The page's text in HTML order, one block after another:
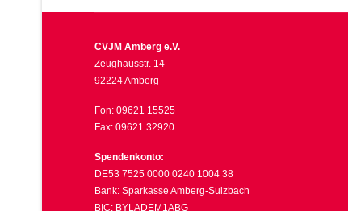
CVJM Amberg e.V.
Zeughausstr. 14
92224 Amberg
Fon: 09621 15525
Fax: 09621 32920
Spendenkonto:
DE53 7525 0000 0240 1004 38
Bank: Sparkasse Amberg-Sulzbach
BIC: BYLADEM1ABG